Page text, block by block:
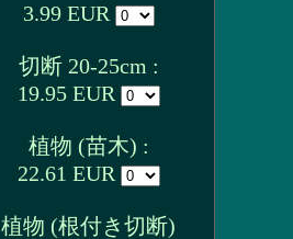
3.99 EUR
切断 20-25cm :
19.95 EUR
植物 (苗木) :
22.61 EUR
植物 (根付き切断)